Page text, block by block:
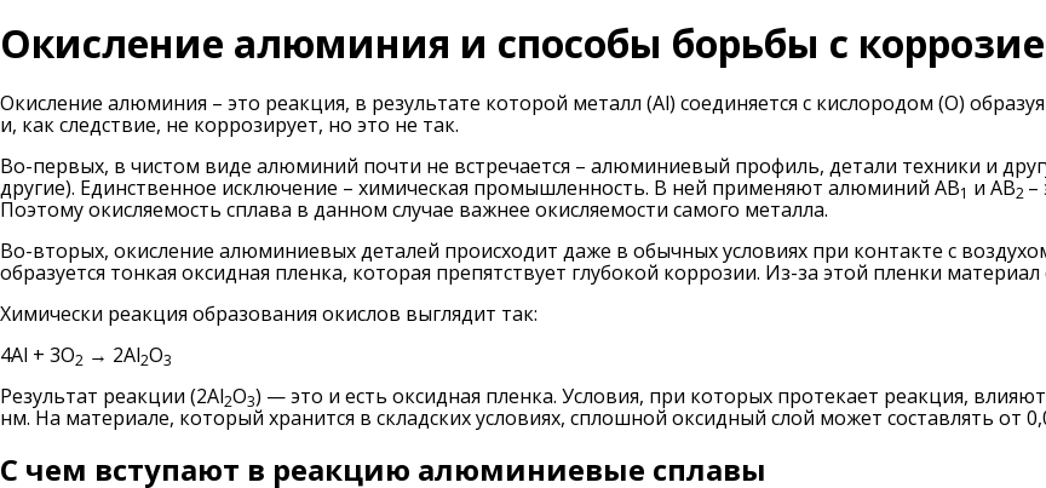
Окисление алюминия и способы борьбы с
Окисление алюминия – это реакция, в результате которой металл (Al) соединяется с кислородом (О)
и, как следствие, не коррозирует, но это не так.
Во-первых, в чистом виде алюминий почти не встречается – алюминиевый профиль, детали техники и
другие). Единственное исключение – химическая промышленность. В ней применяют алюминий AB1 и AB2 –
Поэтому окисляемость сплава в данном случае важнее окисляемости самого металла.
Во-вторых, окисление алюминиевых деталей происходит даже в обычных условиях при контакте с
образуется тонкая оксидная пленка, которая препятствует глубокой коррозии. Из-за этой пленки
Химически реакция образования окислов выглядит так:
4Al + 3O2 → 2Al2O3
Результат реакции (2Al2O3) — это и есть оксидная пленка. Условия, при которых протекает реакция,
нм. На материале, который хранится в складских условиях, сплошной оксидный слой может составлять от
С чем вступают в реакцию алюминиевые сплавы